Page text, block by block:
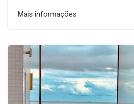
Mais informações